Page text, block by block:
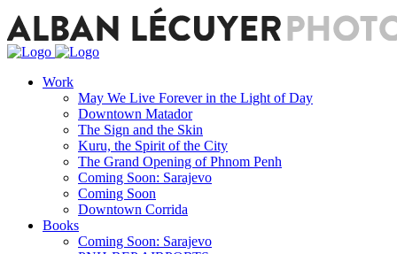
Work
May We Live Forever in the Light of Day
Downtown Matador
The Sign and the Skin
Kuru, the Spirit of the City
The Grand Opening of Phnom Penh
Coming Soon: Sarajevo
Coming Soon
Downtown Corrida
Books
Coming Soon: Sarajevo